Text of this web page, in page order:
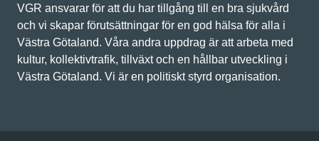
VGR ansvarar för att du har tillgång till en bra sjukvård
och vi skapar förutsättningar för en god hälsa för alla i
Västra Götaland. Våra andra uppdrag är att arbeta med
kultur, kollektivtrafik, tillväxt och en hållbar utveckling i
Västra Götaland. Vi är en politiskt styrd organisation.